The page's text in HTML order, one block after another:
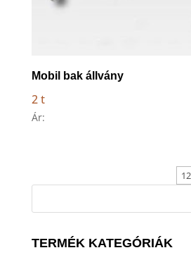
Mobil bak állvány
2 t
Ár:
TERMÉK KATEGÓRIÁK